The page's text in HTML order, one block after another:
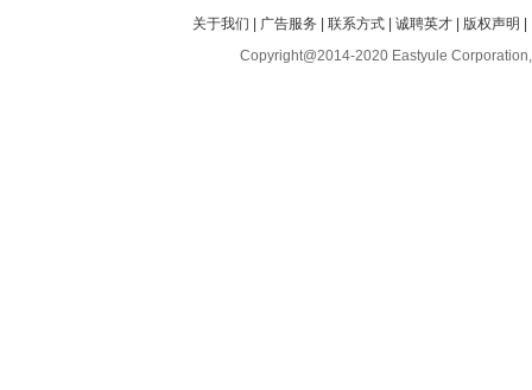
关于我们 | 广告服务 |联系方式 |诚聘英才 | 版权声明 |
Copyright@2014-2020 Eastyule